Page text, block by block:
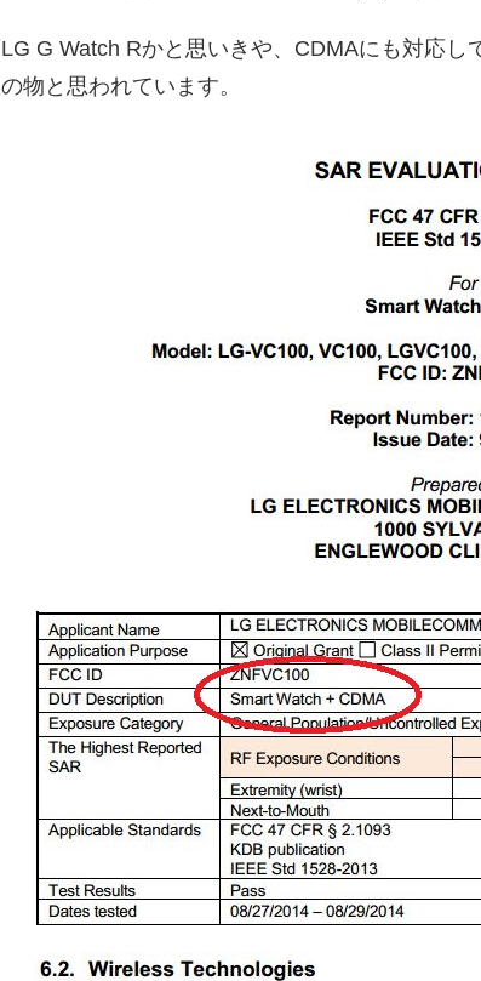
LG G Watch Rかと思いきや、CDMAにも対応し
の物と思われています。